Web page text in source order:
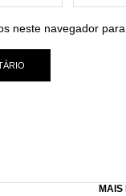
neste navegador
MAIS